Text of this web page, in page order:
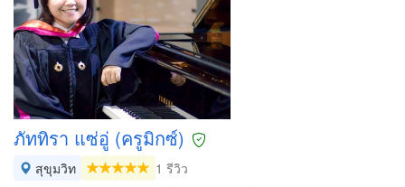
ภัททิรา แซ่อู่ (ครูมิกซ์)
สุขุมวิท
1 รีวิว